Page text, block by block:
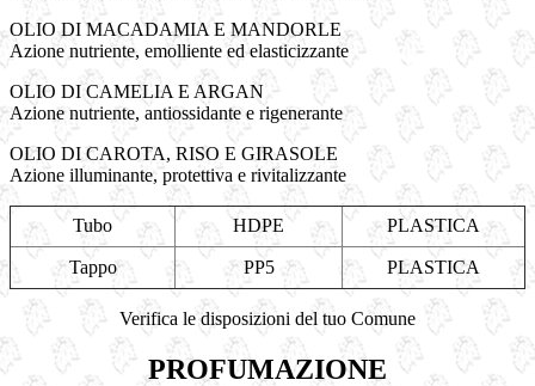
OLIO DI MACADAMIA E MANDORLE
Azione nutriente, emolliente ed elasticizzante
OLIO DI CAMELIA E ARGAN
Azione nutriente, antiossidante e rigenerante
OLIO DI CAROTA, RISO E GIRASOLE
Azione illuminante, protettiva e rivitalizzante
Tubo HDPE PLASTICA
Tappo PP5 PLASTICA
Verifica le disposizioni del tuo Comune
PROFUMAZIONE